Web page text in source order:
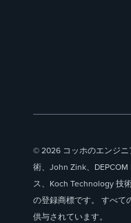
© 2026 コッホのエンジ
術、John Zink、
ス、Koch Technology 技
の登録商標です。 すべて
供与されています。